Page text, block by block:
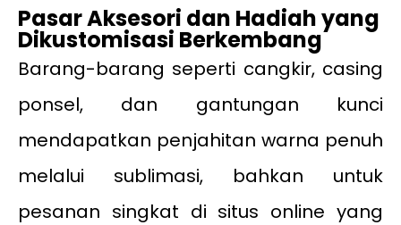
Pasar Aksesori dan Hadiah yang
Dikustomisasi Berkembang
Barang-barang seperti cangkir, casing
ponsel, dan gantungan kunci
mendapatkan penjahitan warna penuh
melalui sublimasi, bahkan untuk
pesanan singkat di situs online yang